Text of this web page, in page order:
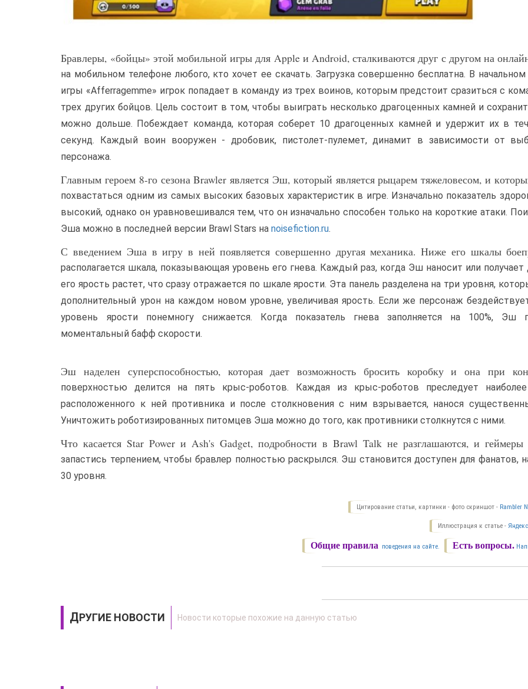
Бравлеры, «бойцы» этой мобильной игры для Apple и Android, сталкиваются друг с другом на
на мобильном телефоне любого, кто хочет ее скачать. Загрузка совершенно бесплатна. В
игры «Afferragemme» игрок попадает в команду из трех воинов, которым предстоит сразиться с
трех других бойцов. Цель состоит в том, чтобы выиграть несколько драгоценных камней и
можно дольше. Побеждает команда, которая соберет 10 драгоценных камней и удержит их в
секунд. Каждый воин вооружен - дробовик, пистолет-пулемет, динамит в зависимости от
персонажа.
Главным героем 8-го сезона Brawler является Эш, который является рыцарем тяжеловесом, и
похвастаться одним из самых высоких базовых характеристик в игре. Изначально показатель
высокий, однако он уравновешивался тем, что он изначально способен только на короткие атаки.
Эша можно в последней версии Brawl Stars наnoisefiction.ru.
С введением Эша в игру в ней появляется совершенно другая механика. Ниже его шкалы
располагается шкала, показывающая уровень его гнева. Каждый раз, когда Эш наносит или
его ярость растет, что сразу отражается по шкале ярости. Эта панель разделена на три уровня,
дополнительный урон на каждом новом уровне, увеличивая ярость. Если же персонаж
уровень ярости понемногу снижается. Когда показатель гнева заполняется на 100%, Эш
моментальный бафф скорости.
Эш наделен суперспособностью, которая дает возможность бросить коробку и она при
поверхностью делится на пять крыс-роботов. Каждая из крыс-роботов преследует
расположенного к ней противника и после столкновения с ним взрывается, нанося
Уничтожить роботизированных питомцев Эша можно до того, как противники столкнутся с ними.
Что касается Star Power и Ash's Gadget, подробности в Brawl Talk не разглашаются, и
запастись терпением, чтобы бравлер полностью раскрылся. Эш становится доступен для фанатов,
30 уровня.
Цитирование статьи, картинки - фото скриншот - Rambler
Иллюстрация к статье -
Есть вопросы.
Общие правила поведения на сайте.
ДРУГИЕ НОВОСТИ